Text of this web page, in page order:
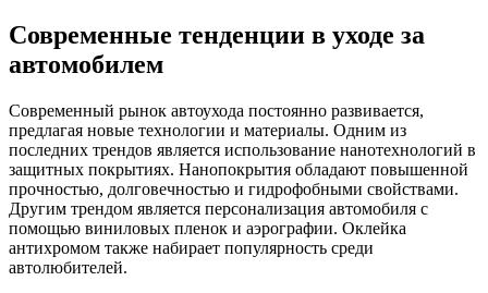
Современные тенденции в уходе за
автомобилем
Современный рынок автоухода постоянно развивается,
предлагая новые технологии и материалы. Одним из
последних трендов является использование нанотехнологий в
защитных покрытиях. Нанопокрытия обладают повышенной
прочностью, долговечностью и гидрофобными свойствами.
Другим трендом является персонализация автомобиля с
помощью виниловых пленок и аэрографии. Оклейка
антихромом также набирает популярность среди
автолюбителей.